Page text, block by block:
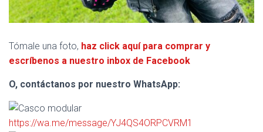
Tómale una foto, haz click aquí para comprar y
escríbenos a nuestro inbox de Facebook
O, contáctanos por nuestro WhatsApp:
https://wa.me/message/YJ4QS4ORPCVRM1